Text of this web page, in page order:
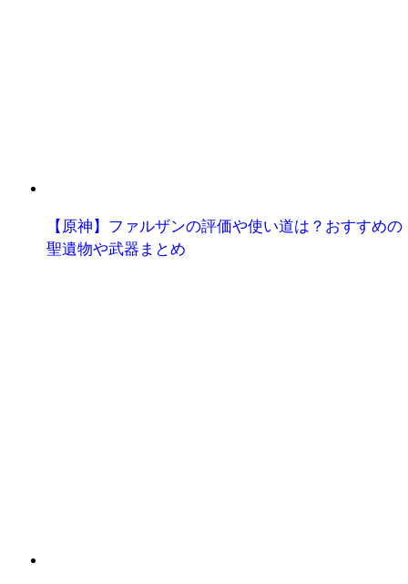
【原神】ファルザンの評価や使い道は？おすすめの
聖遺物や武器まとめ